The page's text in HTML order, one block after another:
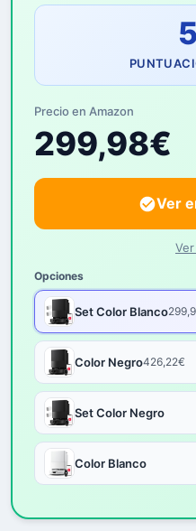
Precio en Amazon
299,98€
Ver
Opciones
Set Color Blanco
Color Negro426,22€
Set Color Negro
Color Blanco